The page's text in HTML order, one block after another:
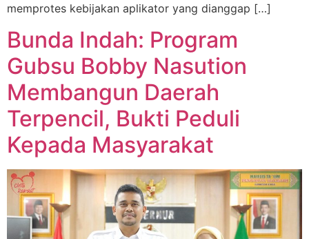
memprotes kebijakan aplikator yang dianggap […]
Bunda Indah: Program
Gubsu Bobby Nasution
Membangun Daerah
Terpencil, Bukti Peduli
Kepada Masyarakat